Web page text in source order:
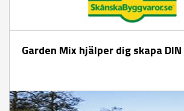
Garden Mix hjälper dig skapa